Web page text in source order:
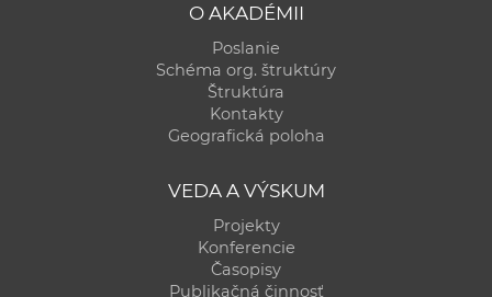
O AKADÉMII
Poslanie
Schéma org. štruktúry
Štruktúra
Kontakty
Geografická poloha
VEDA A VÝSKUM
Projekty
Konferencie
Časopisy
Publikačná činnosť